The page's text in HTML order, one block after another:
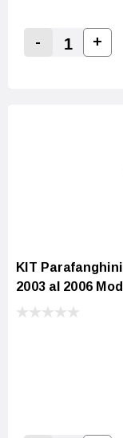
Decrease
- +
KIT
2003 al 2006